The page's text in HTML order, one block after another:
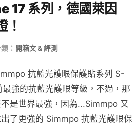
17 系列，德國萊因
！
： 開箱文 & 評測
抗藍光護眼保護貼系列 S-
強的抗藍光護眼等級，不過，那
是世界最強，因為...Simmpo 又
了更強的 Simmpo 抗藍光護眼保